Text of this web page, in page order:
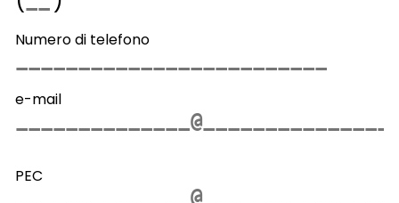
Numero di telefono
e-mail
PEC